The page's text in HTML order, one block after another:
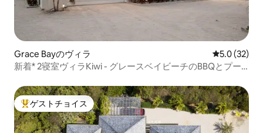
Grace Bayのヴィラ レビュー32
5.0 (32)
新着* 2寝室ヴィラKiwi - グレースベイビーチのBBQとプー
大好評のゲストチョイスです。
ゲストチョイス